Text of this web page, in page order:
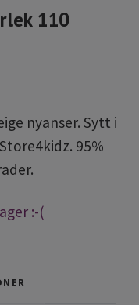
110
nyanser. Sytt i
95%
:-(